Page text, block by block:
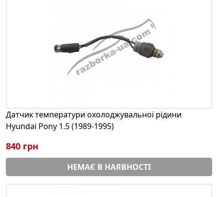
Датчик температури охолоджувальної рідини
Hyundai Pony 1.5 (1989-1995)
840 грн
НЕМАЄ В НАЯВНОСТІ